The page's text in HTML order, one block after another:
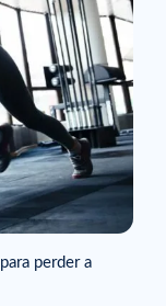
perder a